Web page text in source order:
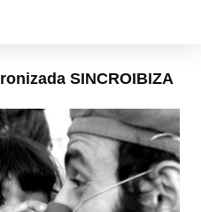
SINCROIBIZA